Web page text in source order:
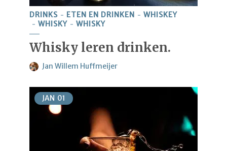
DRINKS ETEN EN DRINKEN
WHISKEY
WHISKY
WHISKY
Whisky leren drinken.
Jan Willem Huffmeijer
JAN 01